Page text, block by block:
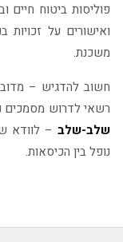
פוליסות ביטוח חיים
ואישורים על
משכנת.
חשוב להדגיש –
רשאי לדרוש מסמכים
שלב-שלב – לוודא
נופל בין הכיסאות.